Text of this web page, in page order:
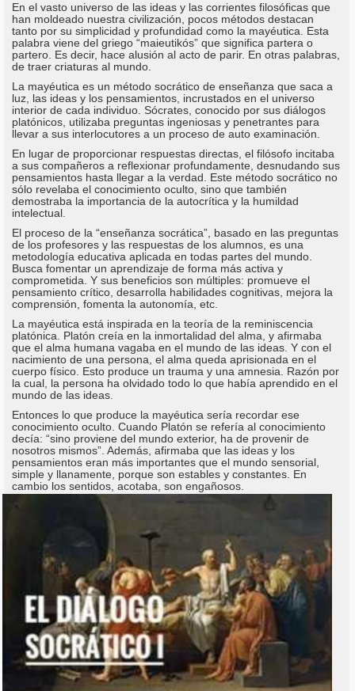
En el vasto universo de las ideas y las corrientes filosóficas que
han moldeado nuestra civilización, pocos métodos destacan
tanto por su simplicidad y profundidad como la mayéutica. Esta
palabra viene del griego “maieutikós” que significa partera o
partero. Es decir, hace alusión al acto de parir. En otras palabras,
de traer criaturas al mundo.
La mayéutica es un método socrático de enseñanza que saca a
luz, las ideas y los pensamientos, incrustados en el universo
interior de cada individuo. Sócrates, conocido por sus diálogos
platónicos, utilizaba preguntas ingeniosas y penetrantes para
llevar a sus interlocutores a un proceso de auto examinación.
En lugar de proporcionar respuestas directas, el filósofo incitaba
a sus compañeros a reflexionar profundamente, desnudando sus
pensamientos hasta llegar a la verdad. Este método socrático no
sólo revelaba el conocimiento oculto, sino que también
demostraba la importancia de la autocrítica y la humildad
intelectual.
El proceso de la “enseñanza socrática”, basado en las preguntas
de los profesores y las respuestas de los alumnos, es una
metodología educativa aplicada en todas partes del mundo.
Busca fomentar un aprendizaje de forma más activa y
comprometida. Y sus beneficios son múltiples: promueve el
pensamiento crítico, desarrolla habilidades cognitivas, mejora la
comprensión, fomenta la autonomía, etc.
La mayéutica está inspirada en la teoría de la reminiscencia
platónica. Platón creía en la inmortalidad del alma, y afirmaba
que el alma humana vagaba en el mundo de las ideas. Y con el
nacimiento de una persona, el alma queda aprisionada en el
cuerpo físico. Esto produce un trauma y una amnesia. Razón por
la cual, la persona ha olvidado todo lo que había aprendido en el
mundo de las ideas.
Entonces lo que produce la mayéutica sería recordar ese
conocimiento oculto. Cuando Platón se refería al conocimiento
decía: “sino proviene del mundo exterior, ha de provenir de
nosotros mismos”. Además, afirmaba que las ideas y los
pensamientos eran más importantes que el mundo sensorial,
simple y llanamente, porque son estables y constantes. En
cambio los sentidos, acotaba, son engañosos.